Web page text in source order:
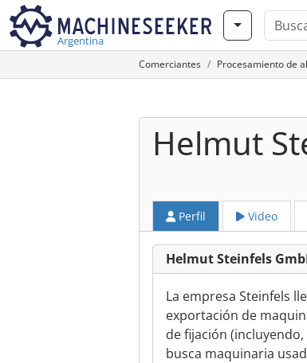
Argentina
Comerciantes Procesamiento de
Helmut
Perfil Video
Helmut Steinfels
La empresa Steinfels
exportación de
de fijación
busca maquinaria